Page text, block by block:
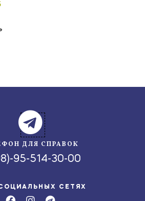
ДЛЯ СПРАВОК
95-514-30-00
СЕТЯХ